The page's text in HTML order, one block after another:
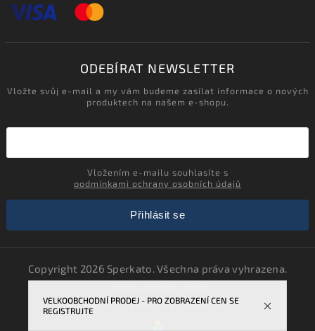
VELKOOBCHODNÍ PRODEJ - PRO ZOBRAZENÍ CEN SE
REGISTRUJTE
ODEBÍRAT NEWSLETTER
Vložte svůj e-mail a my vám budeme zasílat informace o nových
produktech na našem e-shopu.
podmínkami ochrany osobních údajů
Přihlásit se
Copyright 2026 Sperkato. Všechna práva vyhrazena.
VytvořilShoptet| DesignShoptak.cz.